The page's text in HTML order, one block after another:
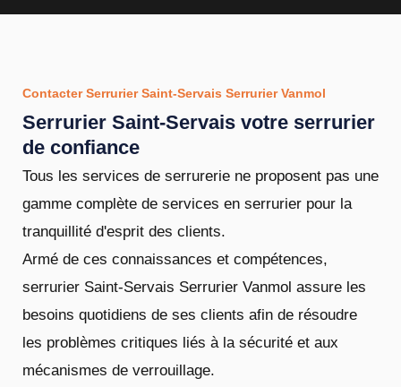
Contacter Serrurier Saint-Servais Serrurier Vanmol
Serrurier Saint-Servais votre serrurier
de confiance
Tous les services de serrurerie ne proposent pas une
gamme complète de services en serrurier pour la
tranquillité d'esprit des clients.
Armé de ces connaissances et compétences,
serrurier Saint-Servais Serrurier Vanmol assure les
besoins quotidiens de ses clients afin de résoudre
les problèmes critiques liés à la sécurité et aux
mécanismes de verrouillage.